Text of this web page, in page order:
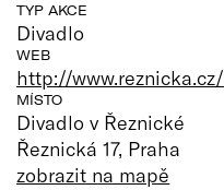
TYP AKCE
Divadlo
WEB
http://www.reznicka.cz/
MÍSTO
Divadlo v Řeznické
Řeznická 17, Praha
zobrazit na mapě